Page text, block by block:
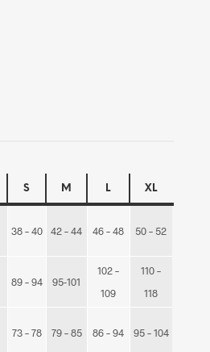
S M L XL
38 – 40 42 – 44 46 – 48 50 – 52
89 – 94 95-101
102 –
109
110 –
118
73 – 78 79 – 85 86 – 94 95 – 104